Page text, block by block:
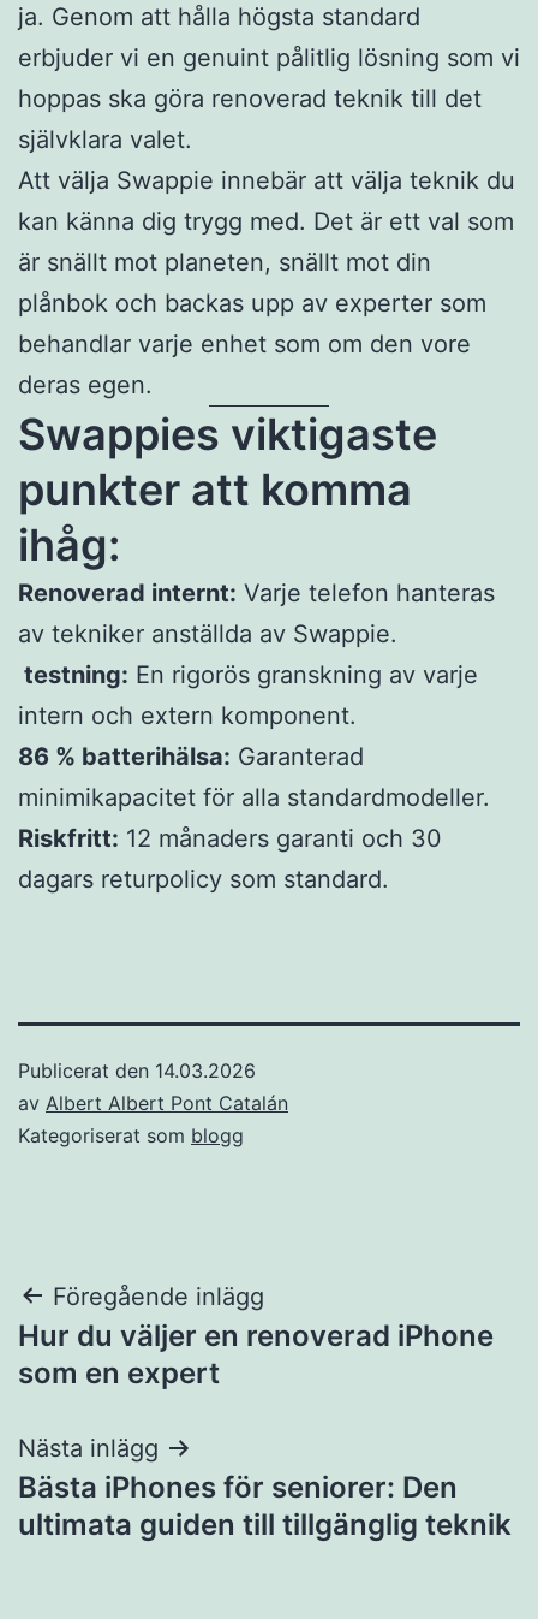
ja. Genom att hålla högsta standard
erbjuder vi en genuint pålitlig lösning som vi
hoppas ska göra renoverad teknik till det
självklara valet.
Att välja Swappie innebär att välja teknik du
kan känna dig trygg med. Det är ett val som
är snällt mot planeten, snällt mot din
plånbok och backas upp av experter som
behandlar varje enhet som om den vore
deras egen.
Swappies viktigaste
punkter att komma
ihåg:
Renoverad internt: Varje telefon hanteras
av tekniker anställda av Swappie.
testning: En rigorös granskning av varje
intern och extern komponent.
86 % batterihälsa: Garanterad
minimikapacitet för alla standardmodeller.
Riskfritt: 12 månaders garanti och 30
dagars returpolicy som standard.
Publicerat den 14.03.2026
av Albert Albert Pont Catalán
Kategoriserat som blogg
Inläggsnavigering
Föregående inlägg
Hur du väljer en renoverad iPhone
som en expert
Nästa inlägg
Bästa iPhones för seniorer: Den
ultimata guiden till tillgänglig teknik